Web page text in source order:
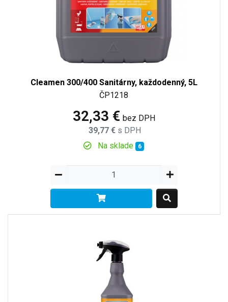
Cleamen 300/400 Sanitárny, každodenný, 5L
ČP1218
32,33 € bez DPH
39,77 € s DPH
Na sklade 6